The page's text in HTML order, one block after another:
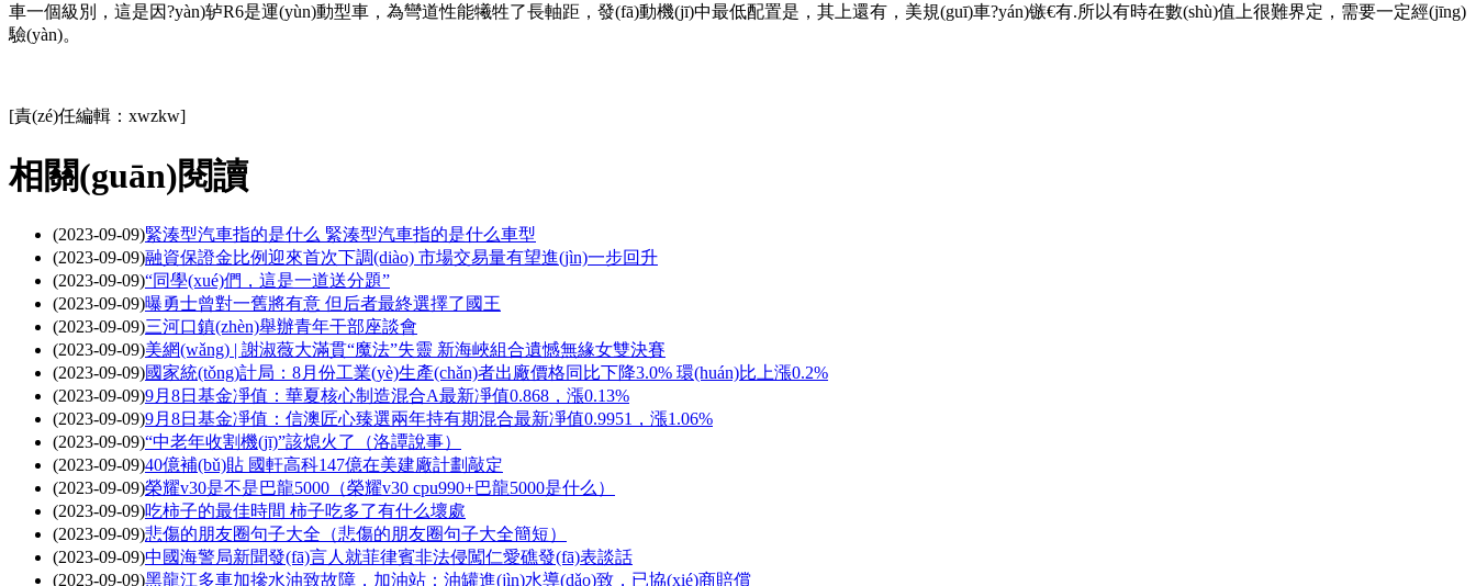
車一個級別，這是因?yàn)轳R6是運(yùn)動型車，為彎道性能犧牲了長軸距，發(fā)動機(jī)中最低配置是，其上還有，美規(guī)車?yán)镞€有.所以有時在數(shù)值上很難界定，需要一定經(jīng)
驗(yàn)。
[責(zé)任編輯：xwzkw]
相關(guān)閱讀
(2023-09-09)緊湊型汽車指的是什么 緊湊型汽車指的是什么車型
(2023-09-09)融資保證金比例迎來首次下調(diào) 市場交易量有望進(jìn)一步回升
(2023-09-09)“同學(xué)們，這是一道送分題”
(2023-09-09)曝勇士曾對一舊將有意 但后者最終選擇了國王
(2023-09-09)三河口鎮(zhèn)舉辦青年干部座談會
(2023-09-09)美網(wǎng) | 謝淑薇大滿貫“魔法”失靈 新海峽組合遺憾無緣女雙決賽
(2023-09-09)國家統(tǒng)計局：8月份工業(yè)生產(chǎn)者出廠價格同比下降3.0% 環(huán)比上漲0.2%
(2023-09-09)9月8日基金凈值：華夏核心制造混合A最新凈值0.868，漲0.13%
(2023-09-09)9月8日基金凈值：信澳匠心臻選兩年持有期混合最新凈值0.9951，漲1.06%
(2023-09-09)“中老年收割機(jī)”該熄火了（洛譚說事）
(2023-09-09)40億補(bǔ)貼 國軒高科147億在美建廠計劃敲定
(2023-09-09)榮耀v30是不是巴龍5000（榮耀v30 cpu990+巴龍5000是什么）
(2023-09-09)吃柿子的最佳時間 柿子吃多了有什么壞處
(2023-09-09)悲傷的朋友圈句子大全（悲傷的朋友圈句子大全簡短）
(2023-09-09)中國海警局新聞發(fā)言人就菲律賓非法侵闖仁愛礁發(fā)表談話
(2023-09-09)黑龍江多車加摻水油致故障，加油站：油罐進(jìn)水導(dǎo)致，已協(xié)商賠償